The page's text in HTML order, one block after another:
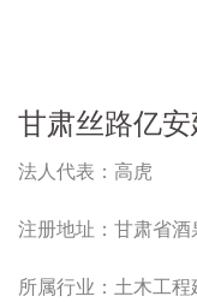
甘肃丝路亿
法人代表： 高虎
注册地址： 甘肃省酒
所属行业： 土木工程